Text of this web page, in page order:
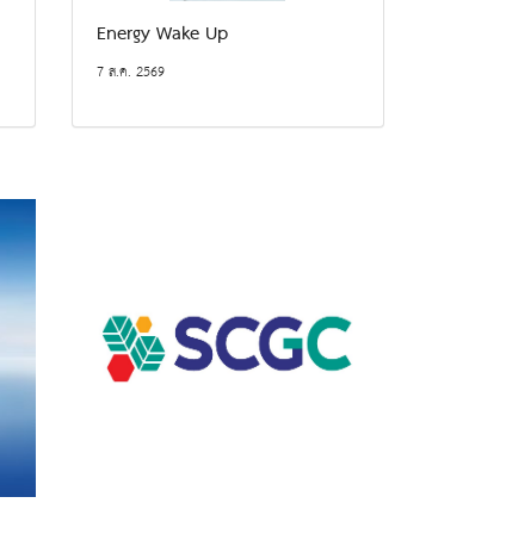
Energy Wake Up
7 ส.ค. 2569